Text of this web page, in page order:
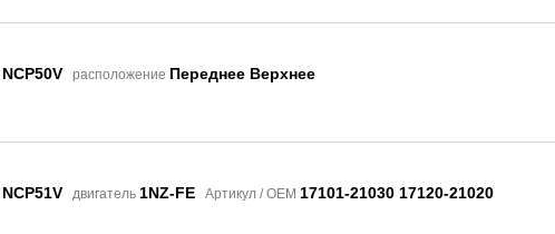
NCP50V расположение Переднее Верхнее
NCP51V двигатель 1NZ-FE Артикул / OEM 17101-21030 17120-21020